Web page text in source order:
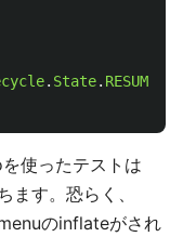
. State. RESUMED
使ったテストは
す。恐らく、
のinflateがされ